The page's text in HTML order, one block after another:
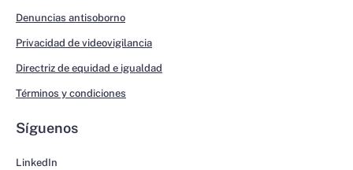
Denuncias antisoborno
Privacidad de videovigilancia
Directriz de equidad e igualdad
Términos y condiciones
Síguenos
LinkedIn